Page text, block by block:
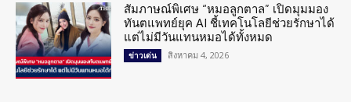
สัมภาษณ์พิเศษ “หมอลูกตาล” เปิดมุมมอง
ทันตแพทย์ยุค AI ชี้เทคโนโลยีช่วยรักษาได้
แต่ไม่มีวันแทนหมอได้ทั้งหมด
ข่าวเด่น สิงหาคม 4, 2026